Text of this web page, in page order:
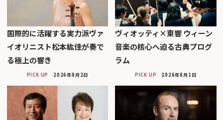
国際的に活躍する実力派ヴァ
イオリニスト松本紘佳が奏で
る極上の響き
PICK UP 2026年8月2日
ヴィオッティ×東響 ウィーン
音楽の核心へ迫る古典プログ
ラム
PICK UP 2026年8月1日